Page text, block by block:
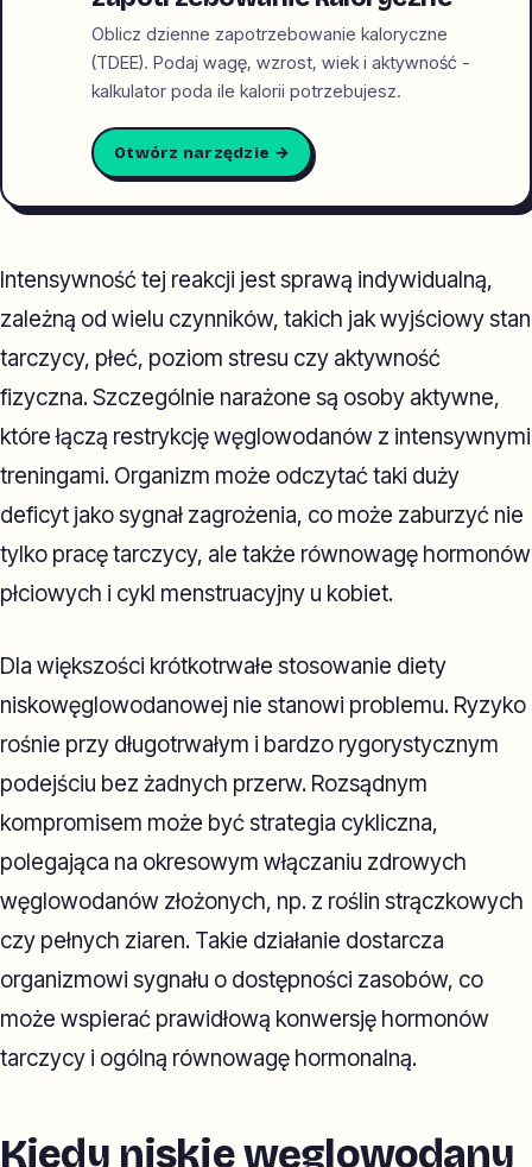
Oblicz dzienne zapotrzebowanie kaloryczne
(TDEE). Podaj wagę, wzrost, wiek i aktywność -
kalkulator poda ile kalorii potrzebujesz.
Otwórz narzędzie →
Intensywność tej reakcji jest sprawą indywidualną,
zależną od wielu czynników, takich jak wyjściowy stan
tarczycy, płeć, poziom stresu czy aktywność
fizyczna. Szczególnie narażone są osoby aktywne,
które łączą restrykcję węglowodanów z intensywnymi
treningami. Organizm może odczytać taki duży
deficyt jako sygnał zagrożenia, co może zaburzyć nie
tylko pracę tarczycy, ale także równowagę hormonów
płciowych i cykl menstruacyjny u kobiet.
Dla większości krótkotrwałe stosowanie diety
niskowęglowodanowej nie stanowi problemu. Ryzyko
rośnie przy długotrwałym i bardzo rygorystycznym
podejściu bez żadnych przerw. Rozsądnym
kompromisem może być strategia cykliczna,
polegająca na okresowym włączaniu zdrowych
węglowodanów złożonych, np. z roślin strączkowych
czy pełnych ziaren. Takie działanie dostarcza
organizmowi sygnału o dostępności zasobów, co
może wspierać prawidłową konwersję hormonów
tarczycy i ogólną równowagę hormonalną.
Kiedy niskie węglowodany